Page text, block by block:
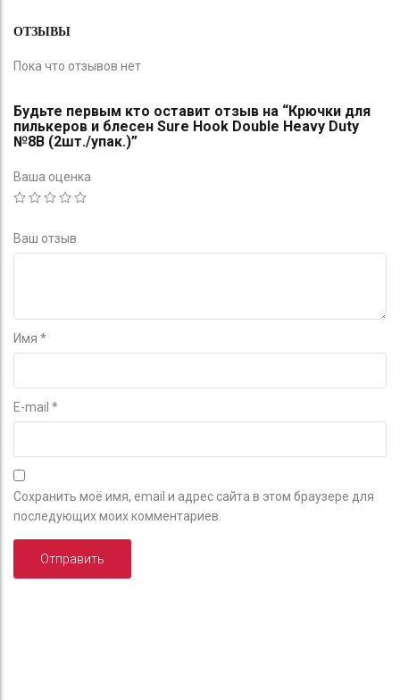
ОТЗЫВЫ
Пока что отзывов нет
Будьте первым кто оставит отзыв на “Крючки для
пилькеров и блесен Sure Hook Double Heavy Duty
№8B (2шт./упак.)”
Ваша оценка
Ваш отзыв
Имя *
E-mail *
Сохранить моё имя, email и адрес сайта в этом браузере для
последующих моих комментариев.